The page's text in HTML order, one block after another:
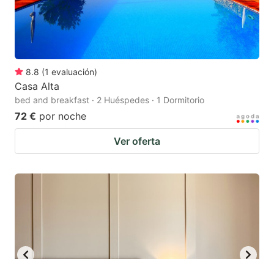
8.8 (1 evaluación)
Casa Alta
bed and breakfast · 2 Huéspedes · 1 Dormitorio
72 € por noche
Ver oferta